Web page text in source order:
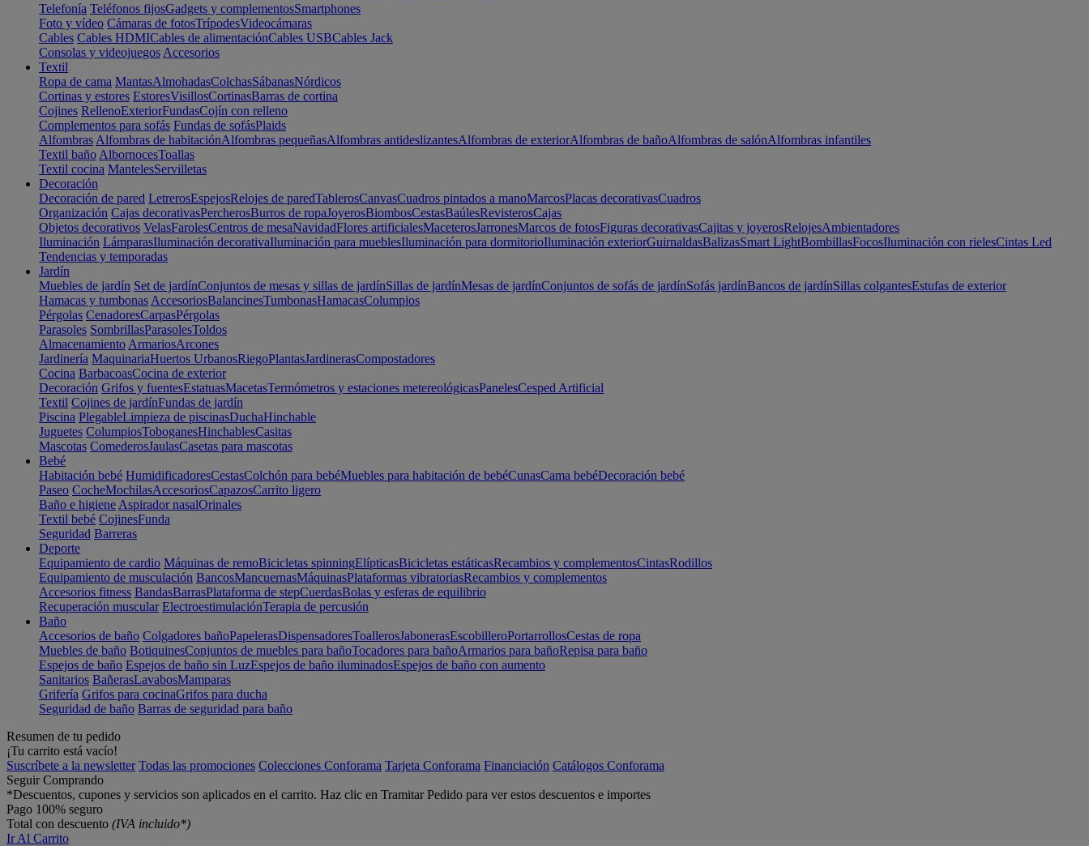
Telefonía Teléfonos fijosGadgets y complementosSmartphones
Foto y vídeo Cámaras de fotosTrípodesVideocámaras
Cables Cables HDMICables de alimentaciónCables USBCables Jack
Consolas y videojuegos Accesorios
Textil
Ropa de cama MantasAlmohadasColchasSábanasNórdicos
Cortinas y estores EstoresVisillosCortinasBarras de cortina
Cojines RellenoExteriorFundasCojín con relleno
Complementos para sofás Fundas de sofásPlaids
Alfombras Alfombras de habitaciónAlfombras pequeñasAlfombras antideslizantesAlfombras de exteriorAlfombras de bañoAlfombras de salónAlfombras infantiles
Textil baño AlbornocesToallas
Textil cocina MantelesServilletas
Decoración
Decoración de pared LetrerosEspejosRelojes de paredTablerosCanvasCuadros pintados a manoMarcosPlacas decorativasCuadros
Organización Cajas decorativasPercherosBurros de ropaJoyerosBiombosCestasBaúlesRevisterosCajas
Objetos decorativos VelasFarolesCentros de mesaNavidadFlores artificialesMaceterosJarronesMarcos de fotosFiguras decorativasCajitas y joyerosRelojesAmbientadores
Iluminación LámparasIluminación decorativaIluminación para mueblesIluminación para dormitorioIluminación exteriorGuirnaldasBalizasSmart LightBombillasFocosIluminación con rielesCintas Led
Tendencias y temporadas
Jardín
Muebles de jardín Set de jardínConjuntos de mesas y sillas de jardínSillas de jardínMesas de jardínConjuntos de sofás de jardínSofás jardínBancos de jardínSillas colgantesEstufas de exterior
Hamacas y tumbonas AccesoriosBalancinesTumbonasHamacasColumpios
Pérgolas CenadoresCarpasPérgolas
Parasoles SombrillasParasolesToldos
Almacenamiento ArmariosArcones
Jardinería MaquinariaHuertos UrbanosRiegoPlantasJardinerasCompostadores
Cocina BarbacoasCocina de exterior
Decoración Grifos y fuentesEstatuasMacetasTermómetros y estaciones metereológicasPanelesCesped Artificial
Textil Cojines de jardínFundas de jardín
Piscina PlegableLimpieza de piscinasDuchaHinchable
Juguetes ColumpiosToboganesHinchablesCasitas
Mascotas ComederosJaulasCasetas para mascotas
Bebé
Habitación bebé HumidificadoresCestasColchón para bebéMuebles para habitación de bebéCunasCama bebéDecoración bebé
Paseo CocheMochilasAccesoriosCapazosCarrito ligero
Baño e higiene Aspirador nasalOrinales
Textil bebé CojinesFunda
Seguridad Barreras
Deporte
Equipamiento de cardio Máquinas de remoBicicletas spinningElípticasBicicletas estáticasRecambios y complementosCintasRodillos
Equipamiento de musculación BancosMancuernasMáquinasPlataformas vibratoriasRecambios y complementos
Accesorios fitness BandasBarrasPlataforma de stepCuerdasBolas y esferas de equilibrio
Recuperación muscular ElectroestimulaciónTerapia de percusión
Baño
Accesorios de baño Colgadores bañoPapelerasDispensadoresToallerosJabonerasEscobilleroPortarrollosCestas de ropa
Muebles de baño BotiquinesConjuntos de muebles para bañoTocadores para bañoArmarios para bañoRepisa para baño
Espejos de baño Espejos de baño sin LuzEspejos de baño iluminadosEspejos de baño con aumento
Sanitarios BañerasLavabosMamparas
Grifería Grifos para cocinaGrifos para ducha
Seguridad de baño Barras de seguridad para baño
Resumen de tu pedido
¡Tu carrito está vacío!
Suscríbete a la newsletter Todas las promociones Colecciones Conforama Tarjeta Conforama Financiación Catálogos Conforama
Seguir Comprando
*Descuentos, cupones y servicios son aplicados en el carrito. Haz clic en Tramitar Pedido para ver estos descuentos e importes
Pago 100% seguro
Total con descuento (IVA incluido*)
Ir Al Carrito